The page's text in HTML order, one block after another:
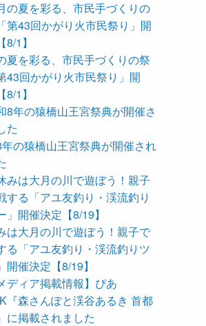
夏を彩る、市民手づくりの祭
43回かがり火市民祭り」開
1】
の猿橋山王宮祭典が開催され
は大月の川で遊ぼう！親子で
る「アユ友釣り・渓流釣りツ
開催決定【8/19】